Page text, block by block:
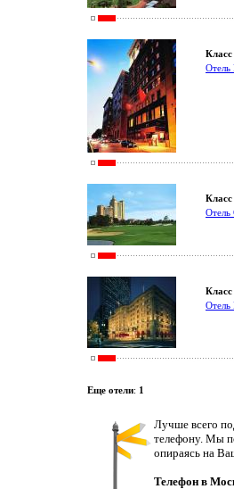
Отель
Отель
Отель
Еще отели: 1
Лучше всего
телефону. Мы
опираясь на
Телефон в